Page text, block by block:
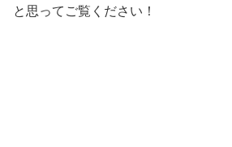
と思ってご覧ください！